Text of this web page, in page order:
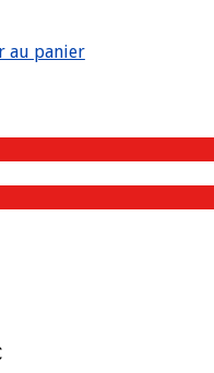
au panier